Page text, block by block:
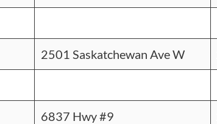
2501 Saskatchewan Ave W
6837 Hwy #9